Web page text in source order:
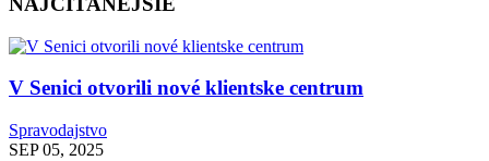
V Senici otvorili nové klientske centrum
Spravodajstvo
SEP 05, 2025